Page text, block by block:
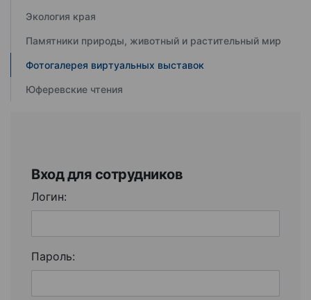
Экология края
Памятники природы, животный и растительный мир
Фотогалерея виртуальных выставок
Юферевские чтения
Вход для сотрудников
Логин:
Пароль: